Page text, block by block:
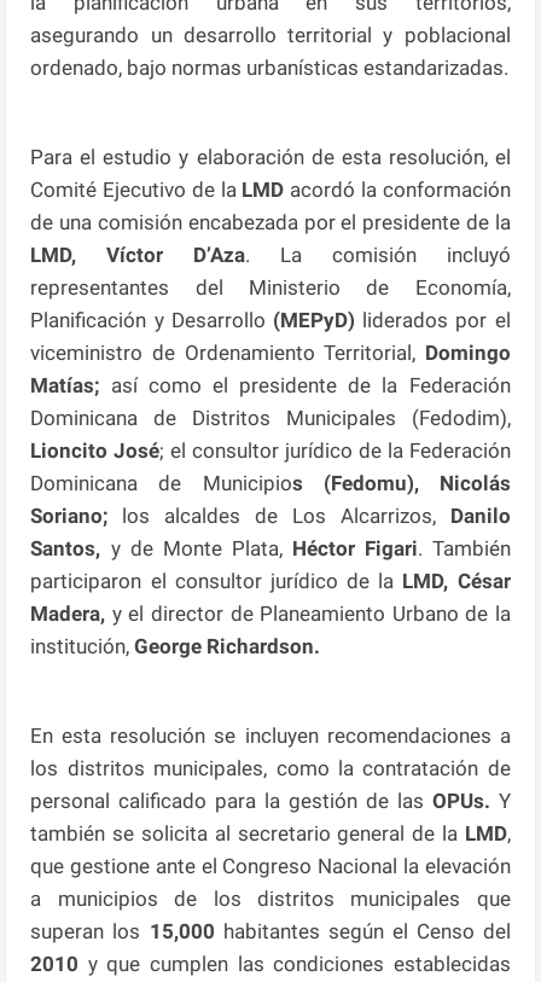
asegurando un desarrollo territorial y poblacional
ordenado, bajo normas urbanísticas estandarizadas.
Para el estudio y elaboración de esta resolución, el
Comité Ejecutivo de la LMD acordó la conformación
de una comisión encabezada por el presidente de la
LMD, Víctor D’Aza. La comisión incluyó
representantes del Ministerio de Economía,
Planificación y Desarrollo (MEPyD) liderados por el
viceministro de Ordenamiento Territorial, Domingo
Matías; así como el presidente de la Federación
Dominicana de Distritos Municipales (Fedodim),
Lioncito José; el consultor jurídico de la Federación
Dominicana de Municipios (Fedomu), Nicolás
Soriano; los alcaldes de Los Alcarrizos, Danilo
Santos, y de Monte Plata, Héctor Figari. También
participaron el consultor jurídico de la LMD, César
Madera, y el director de Planeamiento Urbano de la
institución,George Richardson.
En esta resolución se incluyen recomendaciones a
los distritos municipales, como la contratación de
personal calificado para la gestión de las OPUs. Y
también se solicita al secretario general de la LMD,
que gestione ante el Congreso Nacional la elevación
a municipios de los distritos municipales que
superan los 15,000 habitantes según el Censo del
2010 y que cumplen las condiciones establecidas